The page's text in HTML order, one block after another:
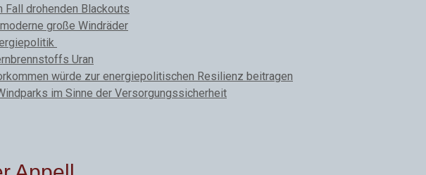
drohenden Blackouts
große Windräder
Uran
würde zur energiepolitischen Resilienz beitragen
im Sinne der Versorgungssicherheit